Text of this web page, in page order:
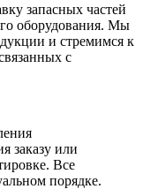
запасных частей
оборудования. Мы
и стремимся к
с
заказу или
Все
порядке.